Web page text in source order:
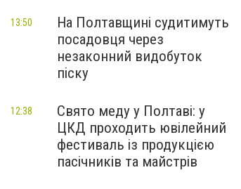
На Полтавщині судитимуть
посадовця через
незаконний видобуток
піску
13:50
Свято меду у Полтаві: у
ЦКД проходить ювілейний
фестиваль із продукцією
пасічників та майстрів
12:38